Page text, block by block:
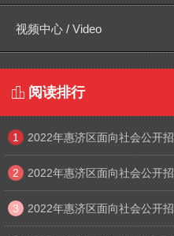
视频中心 / Video
 阅读排行
1 2022年惠济区面向社会公开招聘中小学幼儿园教师线上笔试考生须知
2 2022年惠济区面向社会公开招聘中小学幼儿园教师线上笔试系统操作手册
3 2022年惠济区面向社会公开招聘中小学幼儿园教师线上面试考生须知